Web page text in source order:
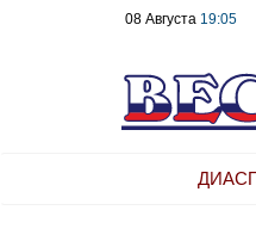
08 Августа 19:05